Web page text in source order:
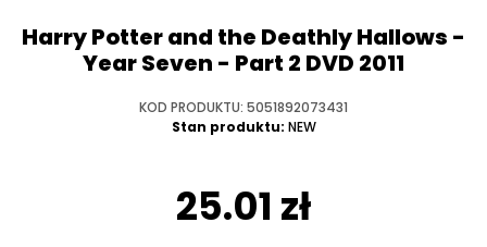
Harry Potter and the Deathly Hallows -
Year Seven - Part 2 DVD 2011
KOD PRODUKTU: 5051892073431
Stan produktu: NEW
25.01 zł